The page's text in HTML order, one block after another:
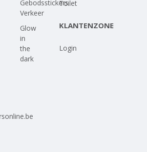
Gebodsstickers
Verkeer
Glow
in
the
dark
Toilet
KLANTENZONE
Login